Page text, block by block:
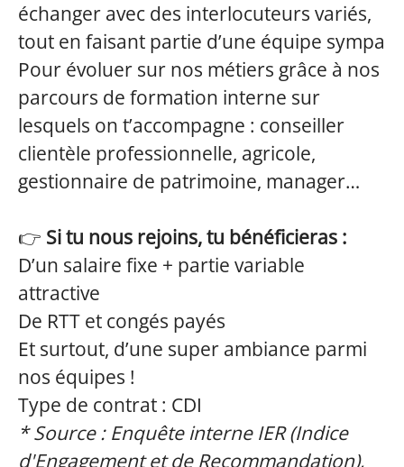
échanger avec des interlocuteurs variés,
tout en faisant partie d’une équipe sympa
Pour évoluer sur nos métiers grâce à nos
parcours de formation interne sur
lesquels on t’accompagne : conseiller
clientèle professionnelle, agricole,
gestionnaire de patrimoine, manager…
👉 Si tu nous rejoins, tu bénéficieras :
D’un salaire fixe + partie variable
attractive
De RTT et congés payés
Et surtout, d’une super ambiance parmi
nos équipes !
Type de contrat : CDI
* Source : Enquête interne IER (Indice
d'Engagement et de Recommandation),